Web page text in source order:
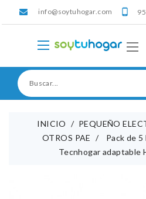
info@soytuhogar.com 
INICIO
PEQUEÑO
OTROS PAE
Pack de
Tecnhogar adaptable